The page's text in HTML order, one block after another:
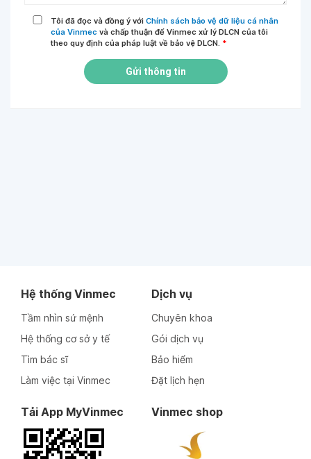
Tôi đã đọc và đồng ý với Chính sách bảo vệ dữ liệu cá nhân
của Vinmec và chấp thuận để Vinmec xử lý DLCN của tôi
theo quy định của pháp luật về bảo vệ DLCN. *
Gửi thông tin
Hệ thống Vinmec
Tầm nhìn sứ mệnh
Hệ thống cơ sở y tế
Tìm bác sĩ
Làm việc tại Vinmec
Dịch vụ
Chuyên khoa
Gói dịch vụ
Bảo hiểm
Đặt lịch hẹn
Tải App MyVinmec Vinmec shop